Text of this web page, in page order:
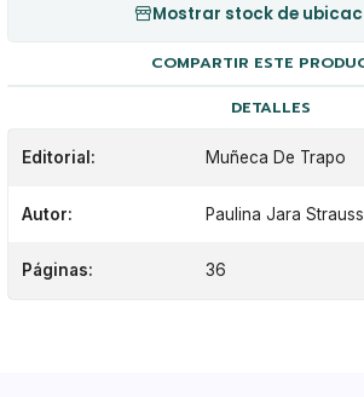
Mostrar stock de
COMPARTIR ESTE
DETALLES
Editorial: Muñeca De Trapo
Autor: Paulina Jara
Páginas: 36